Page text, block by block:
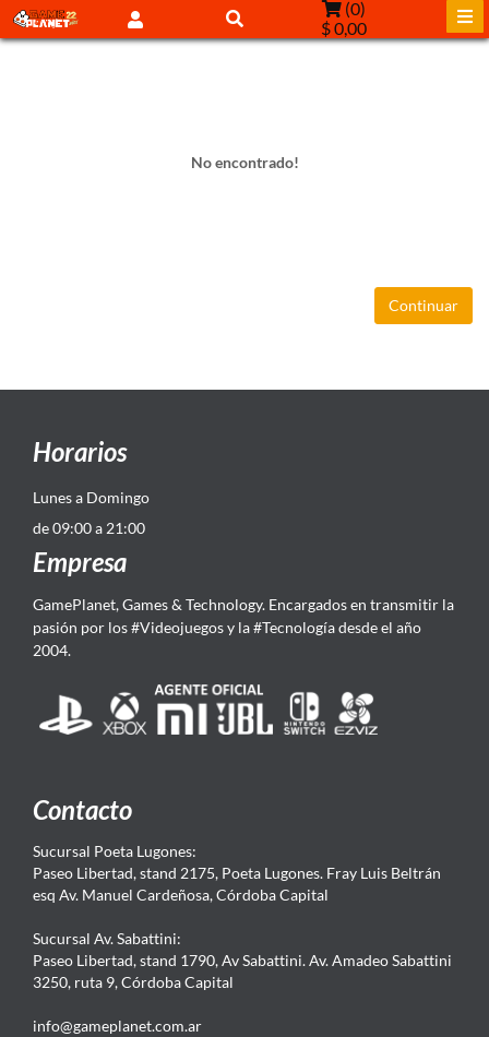
(0)
$ 0,00
No encontrado!
Continuar
Horarios
Lunes a Domingo
de 09:00 a 21:00
Empresa
GamePlanet, Games & Technology. Encargados en transmitir la
pasión por los #Videojuegos y la #Tecnología desde el año
2004.
Contacto
Sucursal Poeta Lugones:
Paseo Libertad, stand 2175, Poeta Lugones. Fray Luis Beltrán
esq Av. Manuel Cardeñosa, Córdoba Capital
Sucursal Av. Sabattini:
Paseo Libertad, stand 1790, Av Sabattini. Av. Amadeo Sabattini
3250, ruta 9, Córdoba Capital
info@gameplanet.com.ar